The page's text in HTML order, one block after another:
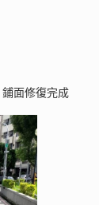
面修復完成